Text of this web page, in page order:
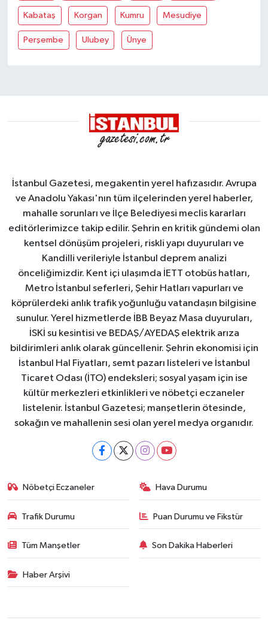
Kabataş Korgan Kumru Mesudiye
Perşembe Ulubey Ünye
İstanbul Gazetesi, megakentin yerel hafızasıdır. Avrupa
ve Anadolu Yakası'nın tüm ilçelerinden yerel haberler,
mahalle sorunları ve İlçe Belediyesi meclis kararları
editörlerimizce takip edilir. Şehrin en kritik gündemi olan
kentsel dönüşüm projeleri, riskli yapı duyuruları ve
Kandilli verileriyle İstanbul deprem analizi
önceliğimizdir. Kent içi ulaşımda İETT otobüs hatları,
Metro İstanbul seferleri, Şehir Hatları vapurları ve
köprülerdeki anlık trafik yoğunluğu vatandaşın bilgisine
sunulur. Yerel hizmetlerde İBB Beyaz Masa duyuruları,
İSKİ su kesintisi ve BEDAŞ/AYEDAŞ elektrik arıza
bildirimleri anlık olarak güncellenir. Şehrin ekonomisi için
İstanbul Hal Fiyatları, semt pazarı listeleri ve İstanbul
Ticaret Odası (İTO) endeksleri; sosyal yaşam için ise
kültür merkezleri etkinlikleri ve nöbetçi eczaneler
listelenir. İstanbul Gazetesi; manşetlerin ötesinde,
sokağın ve mahallenin sesi olan yerel medya organıdır.
Nöbetçi Eczaneler Hava Durumu
Trafik Durumu Puan Durumu ve Fikstür
Tüm Manşetler Son Dakika Haberleri
Haber Arşivi